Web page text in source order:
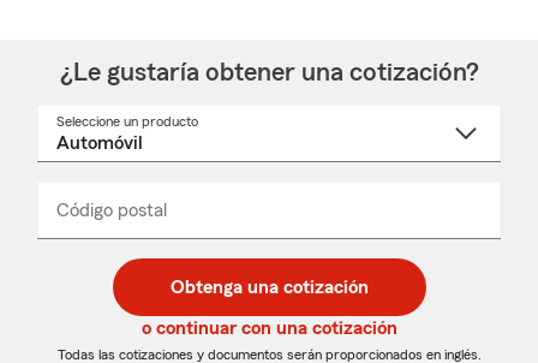
¿Le gustaría obtener una cotización?
Seleccione un producto
desplegable
Código postal
de
5
dígitos
de
5
dígitos
_____
Obtenga una cotización
o continuar con una cotización
Todas las cotizaciones y documentos serán proporcionados en inglés.